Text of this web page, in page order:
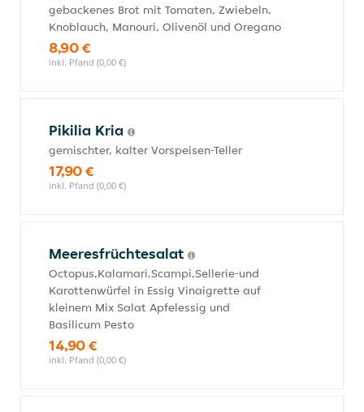
gebackenes Brot mit Tomaten, Zwiebeln,
Knoblauch, Manouri, Olivenöl und Oregano
8,90 €
inkl. Pfand (0,00 €)
Pikilia Kria
gemischter, kalter Vorspeisen-Teller
17,90 €
inkl. Pfand (0,00 €)
Meeresfrüchtesalat
Octopus,Kalamari,Scampi,Sellerie-und
Karottenwürfel in Essig Vinaigrette auf
kleinem Mix Salat Apfelessig und
Basilicum Pesto
14,90 €
inkl. Pfand (0,00 €)